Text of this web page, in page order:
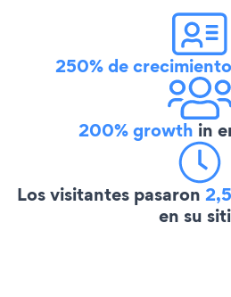
250% de crecimiento
200% growth in
Los visitantes pasaron
en su